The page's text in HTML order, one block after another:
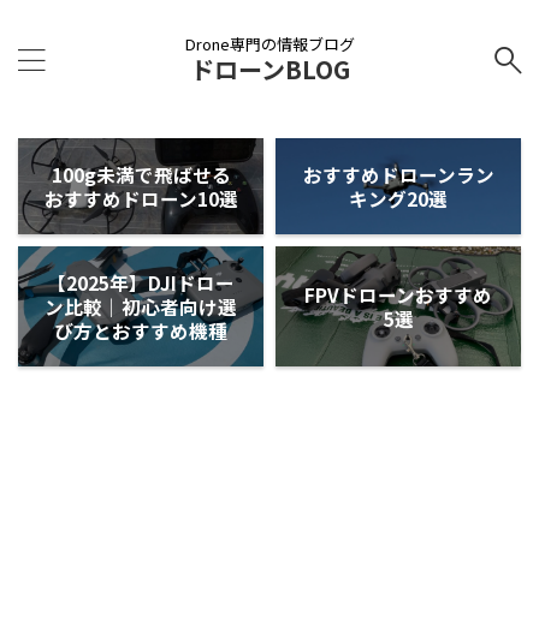
Drone専門の情報ブログ
ドローンBLOG
100g未満で飛ばせる
おすすめドローン10選
おすすめドローンラン
キング20選
【2025年】DJIドロー
ン比較｜初心者向け選
び方とおすすめ機種
FPVドローンおすすめ
5選